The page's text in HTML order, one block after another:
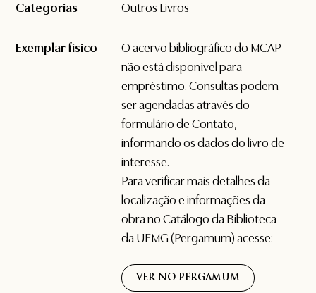
Categorias Outros Livros
Exemplar físico
O acervo bibliográfico do MCAP
não está disponível para
empréstimo. Consultas podem
ser agendadas através do
formulário deContato,
informando os dados do livro de
interesse.
Para verificar mais detalhes da
localização e informações da
obra no Catálogo da Biblioteca
da UFMG (Pergamum) acesse:
VER NO PERGAMUM